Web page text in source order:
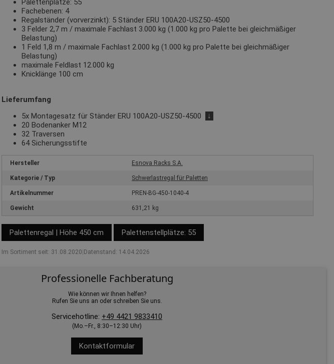
Palettenplätze: 55
Fachebenen: 4
Regalständer (vorverzinkt): 5 Ständer ERU 100A20-USZ50-4500
3 Felder 2,7 m / maximale Fachlast 3.000 kg (1.000 kg pro Palette bei gleichmäßiger
Belastung)
1 Feld 1,8 m / maximale Fachlast 2.000 kg (1.000 kg pro Palette bei gleichmäßiger
Belastung)
maximale Feldlast 12.000 kg
Knicklänge 100 cm
Lieferumfang
5x Montagesatz für Ständer ERU 100A20-USZ50-4500
↓
20 Bodenanker M12
32 Traversen
64 Sicherungsstifte
Hersteller Esnova Racks S.A.
Kategorie / Typ Schwerlastregal für Paletten
Artikelnummer PREN-BG-450-1040-4
Gewicht 631,21 kg
Palettenregal | Höhe 450 cm Palettenstellplätze: 55
Im Sortiment seit: 31.08.2020 Datenstand: 14.04.2026
Professionelle Fachberatung
Wie können wir Ihnen helfen?
Rufen Sie uns an oder schreiben Sie uns.
Servicehotline: +49 4421 9833410
(Mo.–Fr., 8:30–12:30 Uhr)
Kontaktformular